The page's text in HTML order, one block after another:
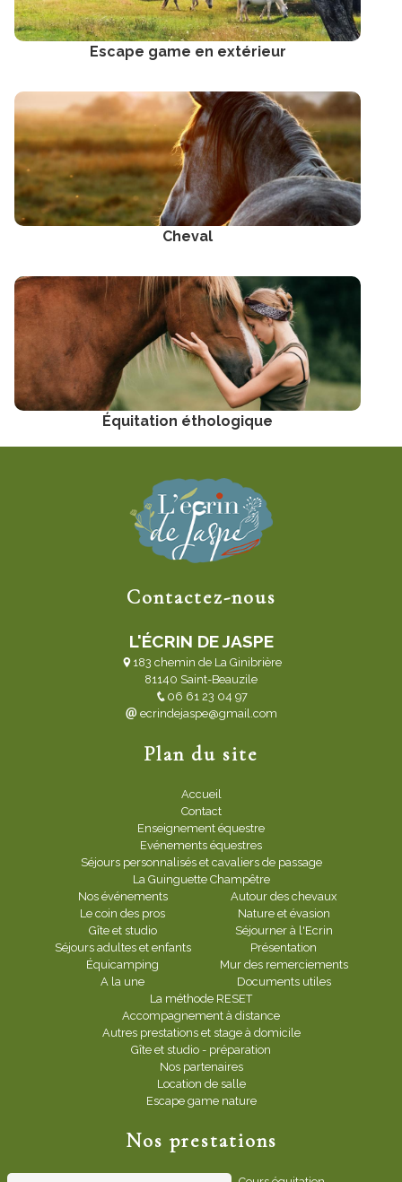
Escape game en extérieur
Cheval
Équitation éthologique
Contactez-nous
L'ÉCRIN DE JASPE
183 chemin de La Ginibrière
81140 Saint-Beauzile
06 61 23 04 97
ecrindejaspe@gmail.com
Plan du site
Accueil
Contact
Enseignement équestre
Evénements équestres
Séjours personnalisés et cavaliers de passage
La Guinguette Champêtre
Nos événements
Le coin des pros
Gîte et studio
Séjours adultes et enfants
Équicamping
A la une
Autour des chevaux
Nature et évasion
Séjourner à l'Ecrin
Présentation
Mur des remerciements
Documents utiles
La méthode RESET
Accompagnement à distance
Autres prestations et stage à domicile
Gîte et studio - préparation
Nos partenaires
Location de salle
Escape game nature
Nos prestations